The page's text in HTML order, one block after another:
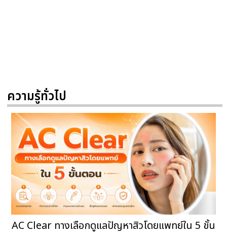
ความรู้ทั่วไป
AC Clear ทางเลือกดูแลปัญหาสิวโดยแพทย์ใน 5 ขั้น